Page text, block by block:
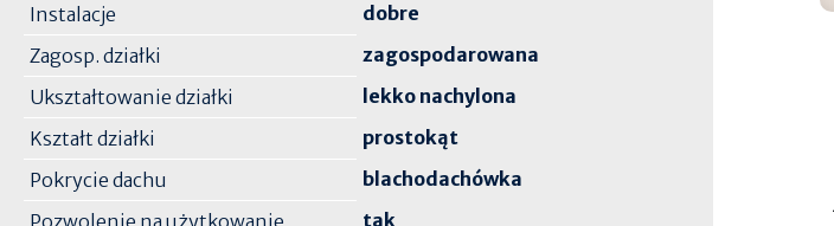
Instalacje
dobre
Zagosp. działki
zagospodarowana
Ukształtowanie działki
lekko nachylona
Kształt działki
prostokąt
Pokrycie dachu
blachodachówka
Pozwolenie na użytkowanie
tak